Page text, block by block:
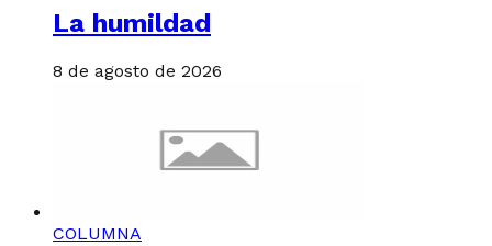
La humildad
8 de agosto de 2026
COLUMNA